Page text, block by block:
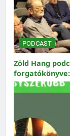
PODCAST
Zöld Hang